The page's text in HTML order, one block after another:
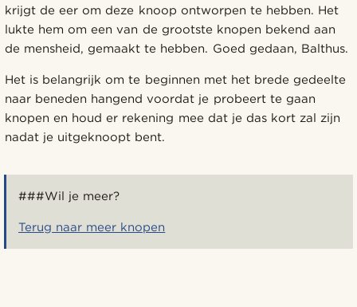
krijgt de eer om deze knoop ontworpen te hebben. Het
lukte hem om een van de grootste knopen bekend aan
de mensheid, gemaakt te hebben. Goed gedaan, Balthus.
Het is belangrijk om te beginnen met het brede gedeelte
naar beneden hangend voordat je probeert te gaan
knopen en houd er rekening mee dat je das kort zal zijn
nadat je uitgeknoopt bent.
###Wil je meer?
Terug naar meer knopen